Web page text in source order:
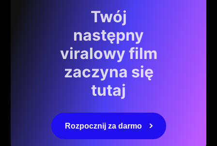
Twój
następny
viralowy film
zaczyna się
tutaj
Rozpocznij za darmo